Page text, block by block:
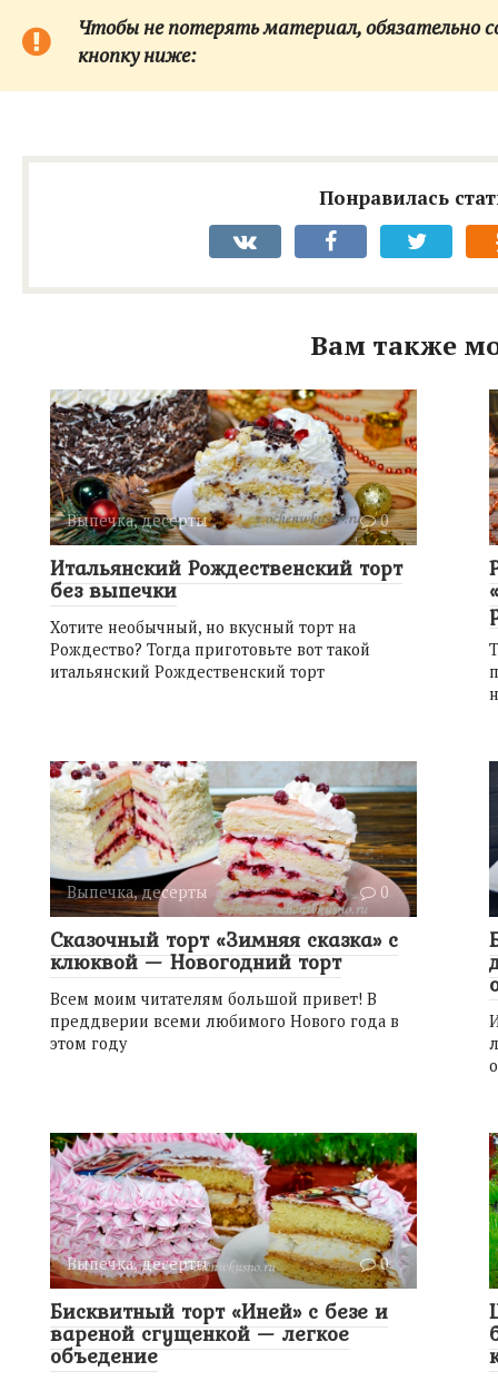
Чтобы не потерять материал, обязательно
кнопку ниже:
Понравилась
Вам также
Выпечка, десерты 0
Итальянский Рождественский торт
без выпечки
Хотите необычный, но вкусный торт на
Рождество? Тогда приготовьте вот такой
итальянский Рождественский торт
Выпечка, десерты 0
Сказочный торт «Зимняя сказка» с
клюквой — Новогодний торт
Всем моим читателям большой привет! В
преддверии всеми любимого Нового года в
этом году
Выпечка, десерты 0
Бисквитный торт «Иней» с безе и
вареной сгущенкой — легкое
объедение